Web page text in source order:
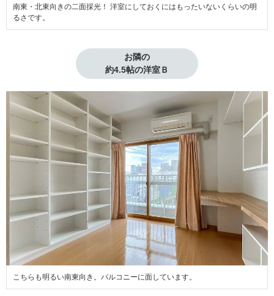
南東・北東向きの二面採光！ 洋室にしておくにはもったいないくらいの明
るさです。
お隣の
約4.5帖の洋室Ｂ
こちらも明るい南東向き。バルコニーに面しています。